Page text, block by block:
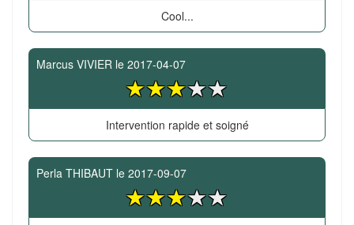
Cool...
Marcus VIVIER le 2017-04-07
Intervention rapide et soigné
Perla THIBAUT le 2017-09-07